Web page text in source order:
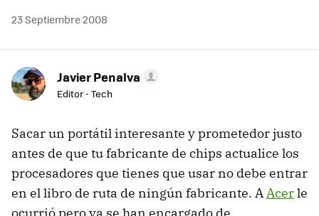
23 Septiembre 2008
Javier Penalva
Editor - Tech
Sacar un portátil interesante y prometedor justo
antes de que tu fabricante de chips actualice los
procesadores que tienes que usar no debe entrar
en el libro de ruta de ningún fabricante. A Acerle
ocurrió pero ya se han encargado de